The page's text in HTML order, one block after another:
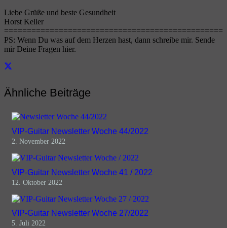
Liebe Grüße und beste Gesundheit
Horst Keller
PS: Wenn Du was auf dem Herzen hast, dann schreibe mir. Sende
mir Deine Fragen hier.
Ähnliche Beiträge
VIP-Guitar Newsletter Woche 44/2022
2. November 2022
VIP-Guitar Newsletter Woche 41 / 2022
12. Oktober 2022
VIP-Guitar Newsletter Woche 27/2022
5. Juli 2022